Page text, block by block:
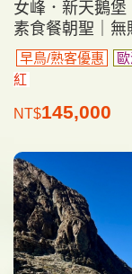
女峰．新天鵝
素食餐朝聖｜無
早鳥/熟客優惠
紅
NT$145,000